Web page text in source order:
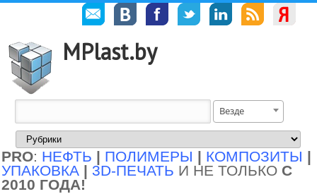
MPlast.by
Везде
PRO: НЕФТЬ | ПОЛИМЕРЫ | КОМПОЗИТЫ |
УПАКОВКА | 3D-ПЕЧАТЬ И НЕ ТОЛЬКО С
2010 ГОДА!